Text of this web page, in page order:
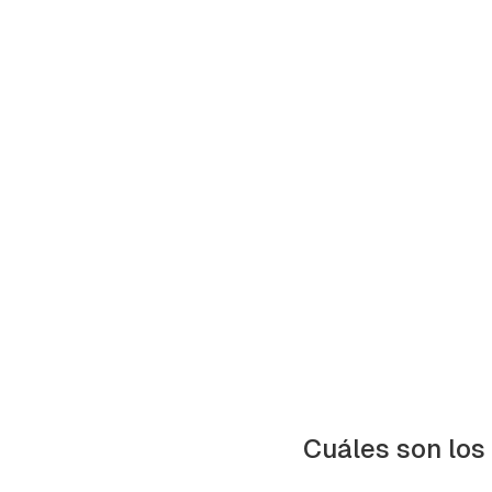
Cuáles son